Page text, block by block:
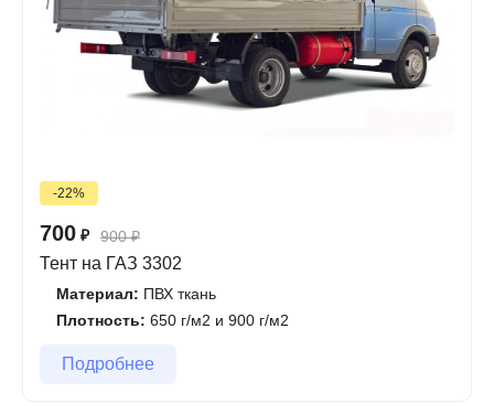
-22%
700 ₽ 900₽
Тент на ГАЗ 3302
Материал: ПВХ ткань
Плотность: 650 г/м2 и 900 г/м2
Подробнее